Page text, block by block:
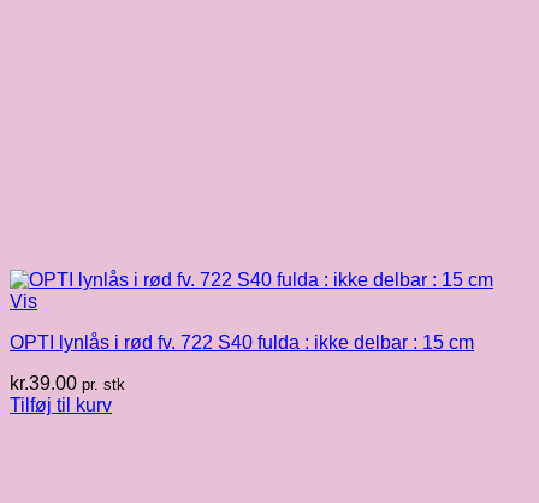
Vis
OPTI lynlås i rød fv. 722 S40 fulda : ikke delbar : 15 cm
kr.39.00 pr. stk
Tilføj til kurv